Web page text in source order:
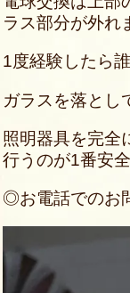
ラス部分が外れ
1度経験したら
ガラスを落とし
照明器具を完全
行うのが1番安
◎お電話でのお